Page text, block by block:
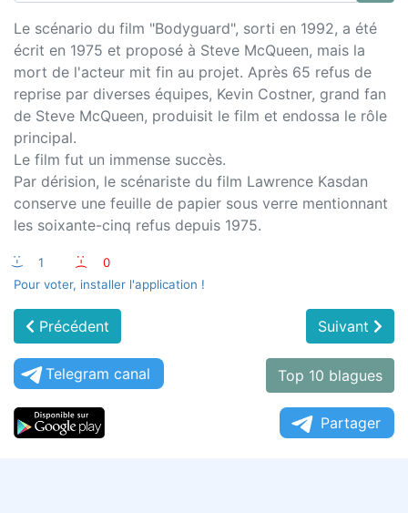
Le scénario du film "Bodyguard", sorti en 1992, a été
écrit en 1975 et proposé à Steve McQueen, mais la
mort de l'acteur mit fin au projet. Après 65 refus de
reprise par diverses équipes, Kevin Costner, grand fan
de Steve McQueen, produisit le film et endossa le rôle
principal.
Le film fut un immense succès.
Par dérision, le scénariste du film Lawrence Kasdan
conserve une feuille de papier sous verre mentionnant
les soixante-cinq refus depuis 1975.
:-) 1 :-(
0
Pour voter, installer l'application !
Précédent Suivant
Telegram canal Top 10 blagues
Partager